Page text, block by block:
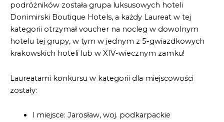
podróżników została grupa luksusowych hoteli
Donimirski Boutique Hotels, a każdy Laureat w tej
kategorii otrzymał voucher na nocleg w dowolnym
hotelu tej grupy, w tym w jednym z 5-gwiazdkowych
krakowskich hoteli lub w XIV-wiecznym zamku!
Laureatami konkursu w kategorii dla miejscowości
zostały:
I miejsce: Jarosław, woj. podkarpackie